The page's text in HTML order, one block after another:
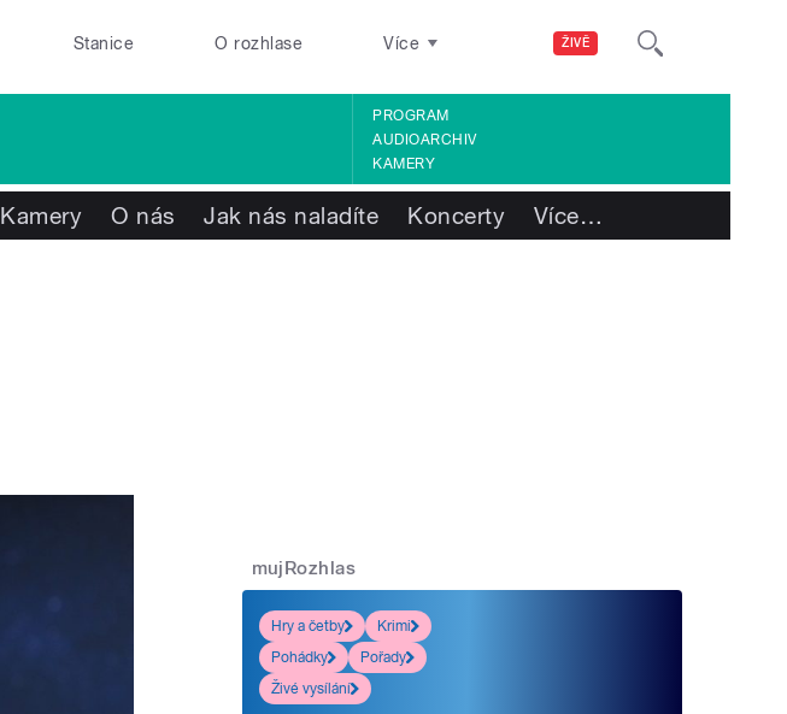
ŽIVĚ
Stanice O rozhlase Více
PROGRAM
AUDIOARCHIV
KAMERY
Kamery O nás Jak nás naladíte Koncerty Více…
mujRozhlas
Hry a četby
Krimi
Pohádky
Pořady
Živé vysílání